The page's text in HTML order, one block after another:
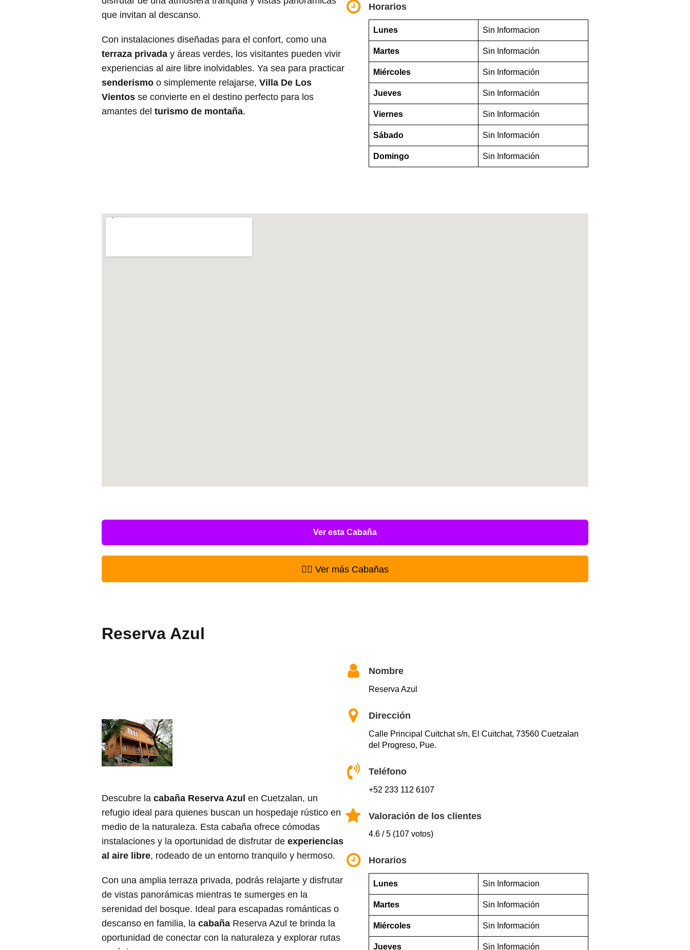
que invitan al descanso.
Con instalaciones diseñadas para el confort, como una
terraza privada y áreas verdes, los visitantes pueden vivir
experiencias al aire libre inolvidables. Ya sea para practicar
senderismo o simplemente relajarse, Villa De Los
Vientos se convierte en el destino perfecto para los
amantes del turismo de montaña.
Horarios
Lunes Sin Informacion
Martes Sin Información
Miércoles Sin Información
Jueves Sin Información
Viernes Sin Información
Sábado Sin Información
Domingo Sin Información
Ver esta Cabaña
👉🏻 Ver más Cabañas
Reserva Azul
Descubre la cabaña Reserva Azul en Cuetzalan, un
refugio ideal para quienes buscan un hospedaje rústico en
medio de la naturaleza. Esta cabaña ofrece cómodas
instalaciones y la oportunidad de disfrutar de experiencias
al aire libre, rodeado de un entorno tranquilo y hermoso.
Con una amplia terraza privada, podrás relajarte y disfrutar
de vistas panorámicas mientras te sumerges en la
serenidad del bosque. Ideal para escapadas románticas o
descanso en familia, la cabaña Reserva Azul te brinda la
oportunidad de conectar con la naturaleza y explorar rutas
Nombre
Reserva Azul
Dirección
Calle Principal Cuitchat s/n, El Cuitchat, 73560 Cuetzalan
del Progreso, Pue.
Teléfono
+52 233 112 6107
Valoración de los clientes
4.6 / 5 (107 votos)
Horarios
Lunes Sin Informacion
Martes Sin Información
Miércoles Sin Información
Jueves Sin Información